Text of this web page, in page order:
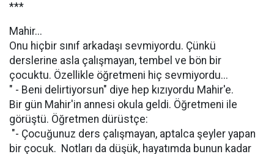
***
Mahir...
Onu hiçbir sınıf arkadaşı sevmiyordu. Çünkü
derslerine asla çalışmayan, tembel ve bön bir
çocuktu. Özellikle öğretmeni hiç sevmiyordu...
" - Beni delirtiyorsun" diye hep kızıyordu Mahir'e.
Bir gün Mahir'in annesi okula geldi. Öğretmeni ile
görüştü. Öğretmen dürüstçe:
"- Çocuğunuz ders çalışmayan, aptalca şeyler yapan
bir çocuk. Notları da düşük, hayatımda bunun kadar